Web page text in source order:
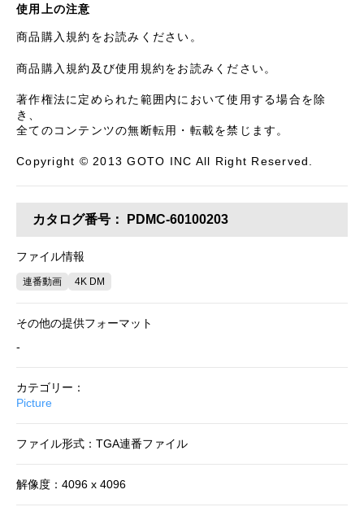
使用上の注意
商品購入規約をお読みください。
商品購入規約及び使用規約をお読みください。
著作権法に定められた範囲内において使用する場合を除
き、
全てのコンテンツの無断転用・転載を禁じます。
Copyright © 2013 GOTO INC All Right Reserved.
カタログ番号： PDMC-60100203
ファイル情報
連番動画 4K DM
その他の提供フォーマット
-
カテゴリー：
Picture
ファイル形式：TGA連番ファイル
解像度：4096 x 4096